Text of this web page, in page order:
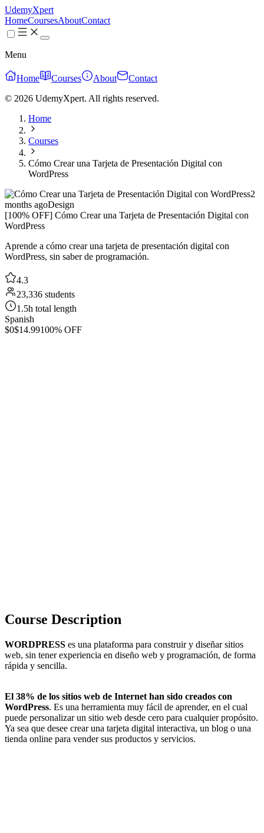
UdemyXpert
HomeCoursesAboutContact
Menu
Home Courses About
Contact
© 2026 UdemyXpert. All rights reserved.
Home
Courses
Cómo Crear una Tarjeta de Presentación Digital con
WordPress
2
months agoDesign
[100% OFF] Cómo Crear una Tarjeta de Presentación Digital con
WordPress
Aprende a cómo crear una tarjeta de presentación digital con
WordPress, sin saber de programación.
4.3
23,336 students
1.5h total length
Spanish
$0$14.99100% OFF
Course Description
WORDPRESS es una plataforma para construir y diseñar sitios
web, sin tener experiencia en diseño web y programación, de forma
rápida y sencilla.
El 38% de los sitios web de Internet han sido creados con
WordPress. Es una herramienta muy fácil de aprender, en el cual
puede personalizar un sitio web desde cero para cualquier propósito.
Ya sea que desee crear una tarjeta digital interactiva, un blog o una
tienda online para vender sus productos y servicios.